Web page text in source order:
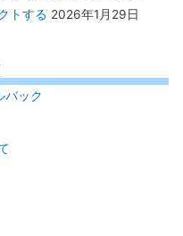
トする 2026年1月29日
バック